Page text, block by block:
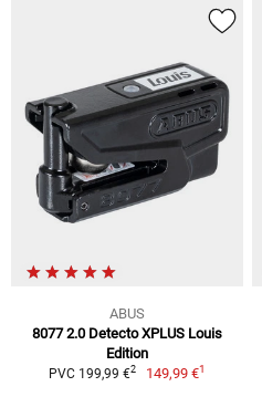
ABUS
8077 2.0 Detecto XPLUS Louis
Edition
PVC 199,99 €2 149,99 €1